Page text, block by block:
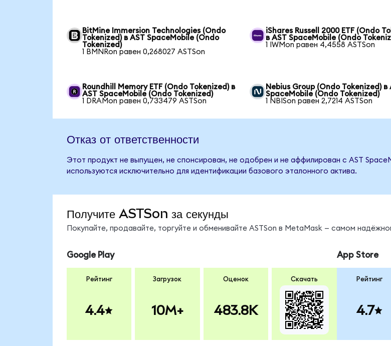
BitMine Immersion Technologies (Ondo
Tokenized) в AST SpaceMobile (Ondo
Tokenized)
1 BMNRon равен 0,268027 ASTSon
iShares Russell 2000 ETF (Ondo
в AST SpaceMobile (Ondo
1 IWMon равен 4,4558 ASTSon
Roundhill Memory ETF (Ondo Tokenized) в
AST SpaceMobile (Ondo Tokenized)
1 DRAMon равен 0,733479 ASTSon
Nebius Group (Ondo Tokenized) в
SpaceMobile (Ondo Tokenized)
1 NBISon равен 2,7214 ASTSon
Отказ от ответственности
Этот продукт не выпущен, не спонсирован, не одобрен и не аффилирован с AST
используются исключительно для идентификации базового эталонного актива.
Получите ASTSon за секунды
Покупайте, продавайте, торгуйте и обменивайте ASTSon в MetaMask — самом
Google Play
Рейтинг
4.4
Загрузок
10M+
Оценок
483.8K
Скачать
App Store
Рейтинг
4.7